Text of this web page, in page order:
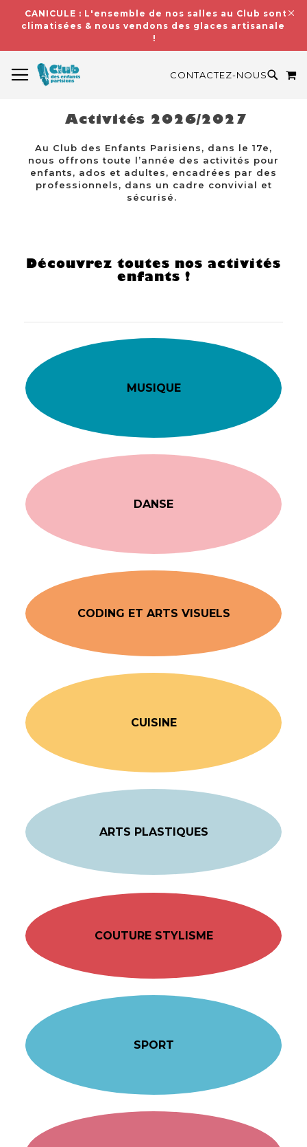
CANICULE : L'ensemble de nos salles au Club sont
climatisées & nous vendons des glaces artisanales
!
CONTACTEZ-NOUS
Activités 2026/2027
Au Club des Enfants Parisiens, dans le 17e,
nous offrons toute l’année des activités pour
enfants, ados et adultes, encadrées par des
professionnels, dans un cadre convivial et
sécurisé.
Découvrez toutes nos activités
enfants !
MUSIQUE
DANSE
CODING ET ARTS VISUELS
CUISINE
ARTS PLASTIQUES
COUTURE STYLISME
SPORT